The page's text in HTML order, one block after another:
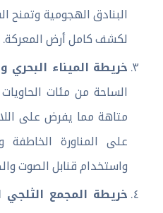
البنادق الهجومية وتمنح
لكشف كامل أرض المعركة.
خريطة الميناء البحري
الساحة من مئات
متاهة مما يفرض على
على المناورة الخاطفة
واستخدام قنابل الصوت
خريطة المجمع الثلجي